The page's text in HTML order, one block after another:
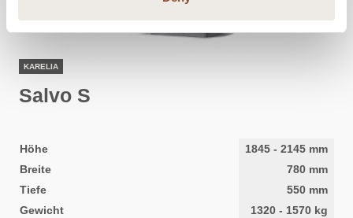
KARELIA
Salvo S
Höhe 1845 - 2145 mm
Breite
780 mm
Tiefe
550 mm
Gewicht
1320 - 1570 kg